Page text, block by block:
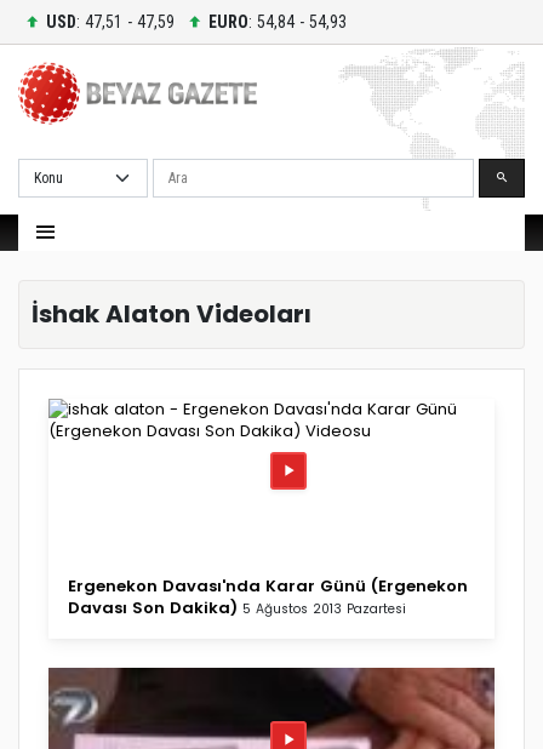
USD: 47,51 - 47,59 EURO: 54,84 - 54,93
Ara
İshak Alaton Videoları
Ergenekon Davası'nda Karar Günü (Ergenekon
Davası Son Dakika) 5 Ağustos 2013 Pazartesi